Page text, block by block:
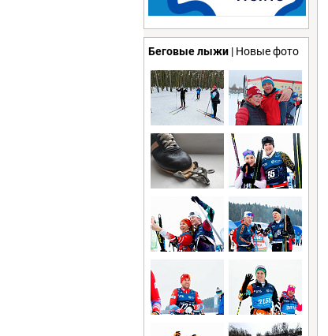
Беговые лыжи | Новые фото